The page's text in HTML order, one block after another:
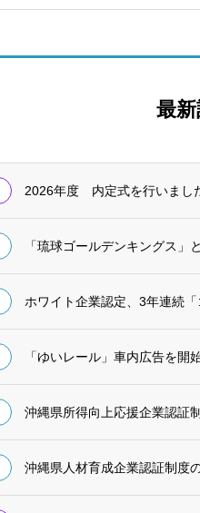
最
2026年度 内定式を行いまし
「琉球ゴールデンキングス」
ホワイト企業認定、3年連続
「ゆいレール」車内広告を開
沖縄県所得向上応援企業認証
沖縄県人材育成企業認証制度